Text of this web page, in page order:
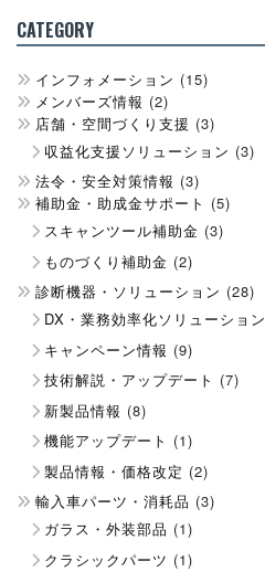
CATEGORY
インフォメーション (15)
メンバーズ情報 (2)
店舗・空間づくり支援 (3)
収益化支援ソリューション (3)
法令・安全対策情報 (3)
補助金・助成金サポート (5)
スキャンツール補助金 (3)
ものづくり補助金 (2)
診断機器・ソリューション (28)
DX・業務効率化ソリューション
キャンペーン情報 (9)
技術解説・アップデート (7)
新製品情報 (8)
機能アップデート (1)
製品情報・価格改定 (2)
輸入車パーツ・消耗品 (3)
ガラス・外装部品 (1)
クラシックパーツ (1)